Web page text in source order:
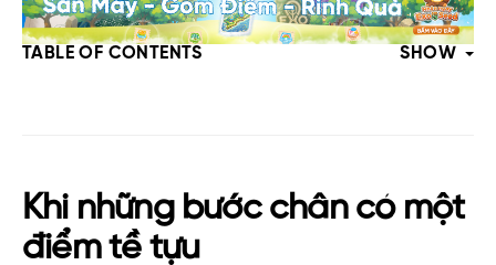
TABLE OF CONTENTS SHOW
Khi những bước chân có một
điểm tề tựu